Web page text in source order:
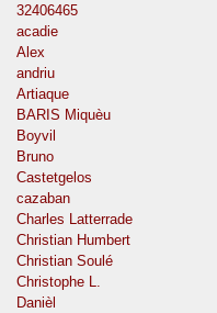
32406465
acadie
Alex
andriu
Artiaque
BARIS Miquèu
Boyvil
Bruno
Castetgelos
cazaban
Charles Latterrade
Christian Humbert
Christian Soulé
Christophe L.
Danièl